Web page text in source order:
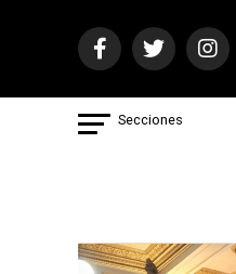
Secciones